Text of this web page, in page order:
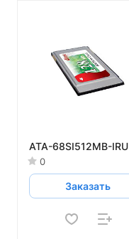
ATA-68SI512MB-IRU
0
Заказать